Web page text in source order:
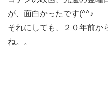
が、面白かったです(^^♪
それにしても、２０年前か
ね。。